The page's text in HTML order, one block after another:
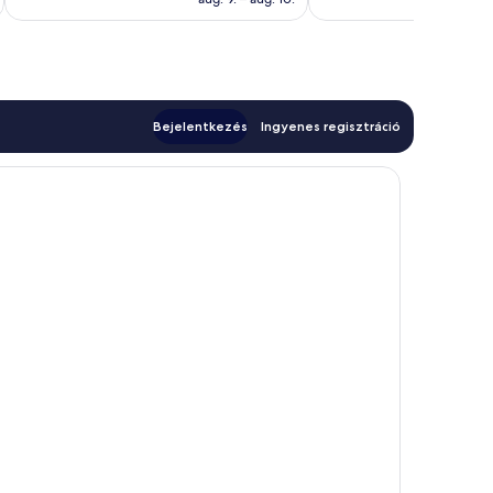
értékelés
Bejelentkezés Ingyenes regisztráció